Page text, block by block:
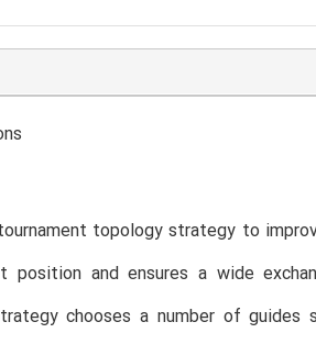
topology strategy to
and ensures a wide
chooses a number of